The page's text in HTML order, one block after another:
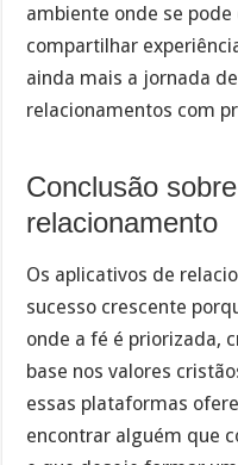
ambiente onde se
compartilhar
ainda mais a jornada
relacionamentos com
Conclusão
relacionamento
Os aplicativos de
sucesso crescente
onde a fé é priorizada,
base nos valores
essas plataformas
encontrar alguém que